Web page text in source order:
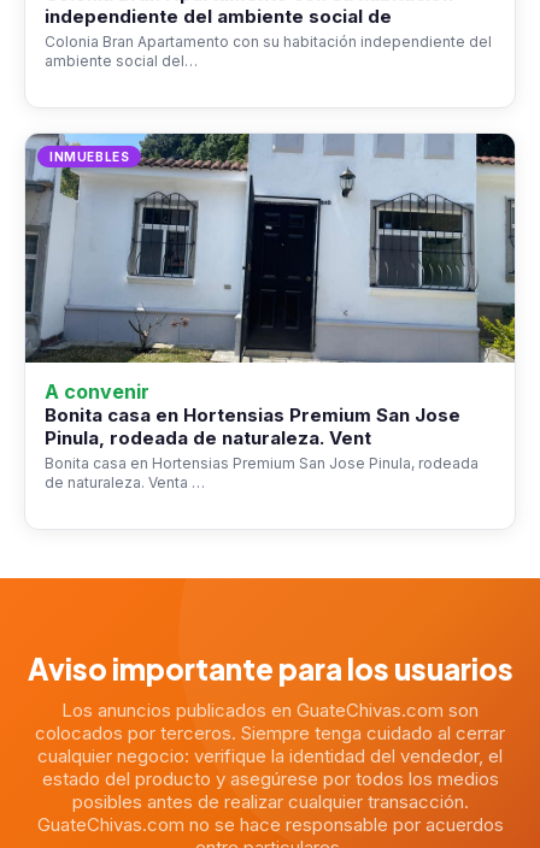
independiente del ambiente social de
Colonia Bran Apartamento con su habitación independiente del
ambiente social del…
INMUEBLES
A convenir
Bonita casa en Hortensias Premium San Jose
Pinula, rodeada de naturaleza. Vent
Bonita casa en Hortensias Premium San Jose Pinula, rodeada
de naturaleza. Venta …
Aviso importante para los usuarios
Los anuncios publicados en GuateChivas.com son
colocados por terceros. Siempre tenga cuidado al cerrar
cualquier negocio: verifique la identidad del vendedor, el
estado del producto y asegúrese por todos los medios
posibles antes de realizar cualquier transacción.
GuateChivas.com no se hace responsable por acuerdos